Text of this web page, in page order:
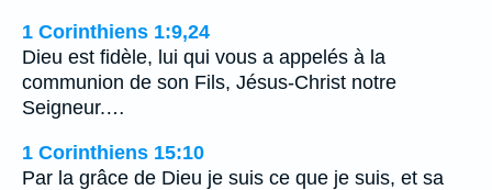
1 Corinthiens 1:9,24
Dieu est fidèle, lui qui vous a appelés à la
communion de son Fils, Jésus-Christ notre
Seigneur.…
1 Corinthiens 15:10
Par la grâce de Dieu je suis ce que je suis, et sa